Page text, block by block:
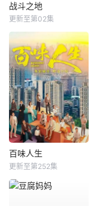
战斗之地
更新至第02集
百味人生
更新至第252集